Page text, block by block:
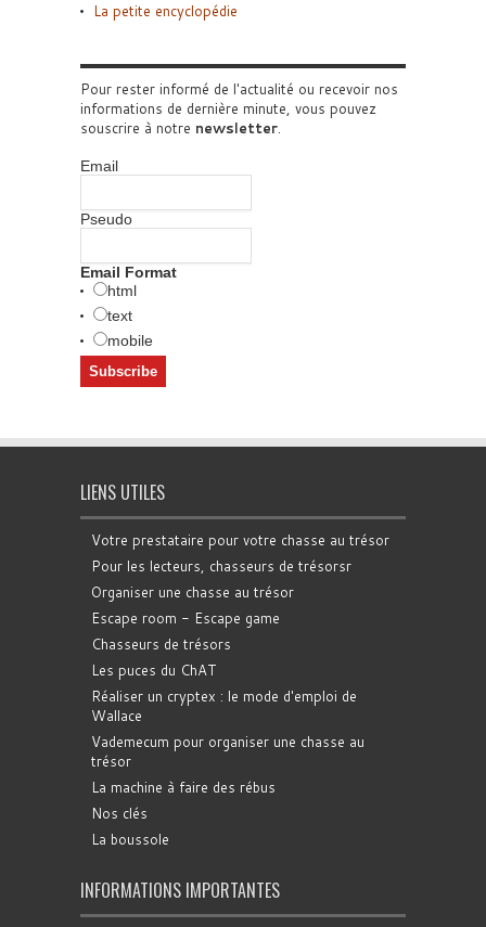
La petite encyclopédie
Pour rester informé de l'actualité ou recevoir nos
informations de dernière minute, vous pouvez
souscrire à notre newsletter.
Email
Pseudo
Email Format
html
text
mobile
LIENS UTILES
Votre prestataire pour votre chasse au trésor
Pour les lecteurs, chasseurs de trésorsr
Organiser une chasse au trésor
Escape room - Escape game
Chasseurs de trésors
Les puces du ChAT
Réaliser un cryptex : le mode d'emploi de
Wallace
Vademecum pour organiser une chasse au
trésor
La machine à faire des rébus
Nos clés
La boussole
INFORMATIONS IMPORTANTES